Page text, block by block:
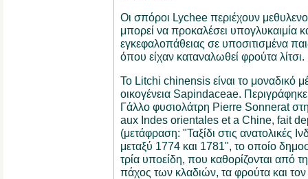
Οι σπόροι Lychee περιέχουν
μπορεί να προκαλέσει υπογλυκαιμία
εγκεφαλοπάθειας σε υποσιτισμένα
όπου είχαν καταναλωθεί φρούτα λίτσι.
Το Litchi chinensis είναι το μοναδικό
οικογένεια Sapindaceae.
Γάλλο φυσιολάτρη Pierre Sonnerat
aux Indes orientales et a Chine, fait
(μετάφραση: "Ταξίδι στις ανατολικές
μεταξύ 1774 και 1781", το οποίο
τρία υποείδη, που καθορίζονται από
πάχος των κλαδιών, τα φρούτα και